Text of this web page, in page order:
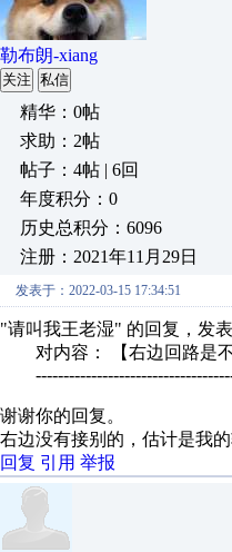
勒布朗-xiang
关注 私信
精华：0帖
求助：2帖
帖子：4帖 | 6回
年度积分：0
历史总积分：6096
注册：2021年11月29日
发表于：2022-03-15 17:34:51
"请叫我王老湿" 的回复，发
对内容： 【右边回路是不
谢谢你的回复。
右边没有接别的，估计是我
回复 引用 举报